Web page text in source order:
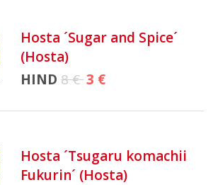
Hosta ´Sugar and Spice´
(Hosta)
HIND 8 €3 €
Hosta ´Tsugaru komachii
Fukurin´ (Hosta)